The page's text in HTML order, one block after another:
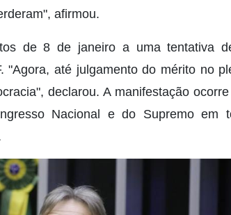
afirmou.
de 8 de janeiro a uma tentativa
"Agora, até julgamento do mérito no
declarou. A manifestação
Nacional e do Supremo em